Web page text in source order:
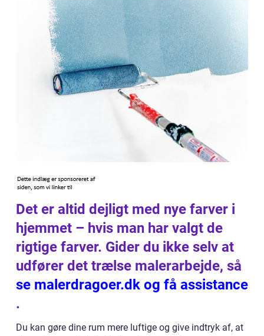
Det er altid dejligt med nye farver i
hjemmet – hvis man har valgt de
rigtige farver. Gider du ikke selv at
udfører det trælse malerarbejde, så
se malerdragoer.dk og få assistance
.
Du kan gøre dine rum mere luftige og give indtryk af, at